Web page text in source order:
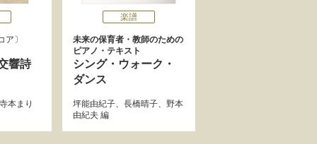
ア
響詩
寺本まり
楽譜
未来の保育者・教師のための
ピアノ・テキスト
シング・ウォーク・
ダンス
坪能由紀子、 長橋晴子、 野本
由紀夫 編